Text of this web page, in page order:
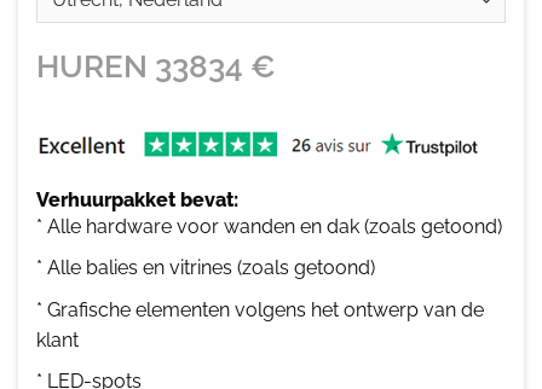
HUREN 33834 €
Verhuurpakket bevat:
* Alle hardware voor wanden en dak (zoals getoond)
* Alle balies en vitrines (zoals getoond)
* Grafische elementen volgens het ontwerp van de
klant
* LED-spots